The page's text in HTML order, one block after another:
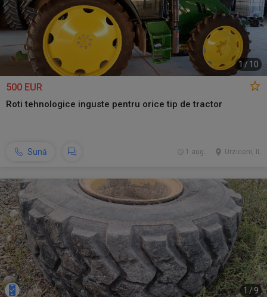
1 / 10
500 EUR
Roti tehnologice inguste pentru orice tip de tractor
Sună Urziceni, IL
1 aug.
1 /9